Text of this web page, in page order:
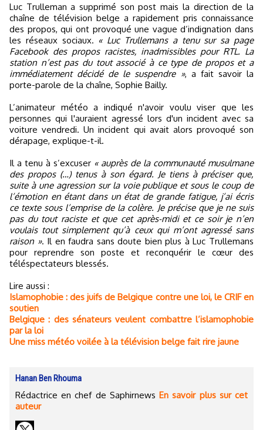
Luc Trulleman a supprimé son post mais la direction de la
chaîne de télévision belge a rapidement pris connaissance
des propos, qui ont provoqué une vague d’indignation dans
les réseaux sociaux. « Luc Trullemans a tenu sur sa page
Facebook des propos racistes, inadmissibles pour RTL. La
station n’est pas du tout associé à ce type de propos et a
immédiatement décidé de le suspendre », a fait savoir la
porte-parole de la chaîne, Sophie Bailly.
L’animateur météo a indiqué n'avoir voulu viser que les
personnes qui l'auraient agressé lors d'un incident avec sa
voiture vendredi. Un incident qui avait alors provoqué son
dérapage, explique-t-il.
Il a tenu à s’excuser « auprès de la communauté musulmane
des propos (…) tenus à son égard. Je tiens à préciser que,
suite à une agression sur la voie publique et sous le coup de
l’émotion en étant dans un état de grande fatigue, j’ai écris
ce texte sous l’emprise de la colère. Je précise que je ne suis
pas du tout raciste et que cet après-midi et ce soir je n’en
voulais tout simplement qu’à ceux qui m’ont agressé sans
raison ». Il en faudra sans doute bien plus à Luc Trullemans
pour reprendre son poste et reconquérir le cœur des
téléspectateurs blessés.
Lire aussi :
Islamophobie : des juifs de Belgique contre une loi, le CRIF en
soutien
Belgique : des sénateurs veulent combattre l’islamophobie
par la loi
Une miss météo voilée à la télévision belge fait rire jaune
Hanan Ben Rhouma
Rédactrice en chef de SaphirnewsEn savoir plus sur cet
auteur